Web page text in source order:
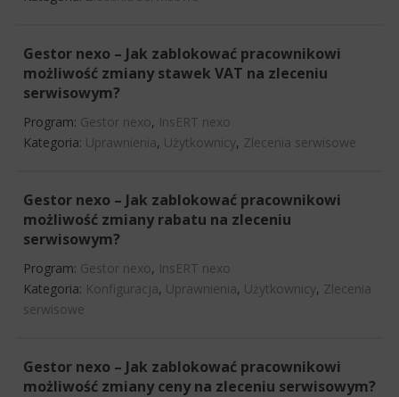
Gestor nexo – Jak zablokować pracownikowi
możliwość zmiany stawek VAT na zleceniu
serwisowym?
Program: Gestor nexo, InsERT nexo
Kategoria: Uprawnienia, Użytkownicy, Zlecenia serwisowe
Gestor nexo – Jak zablokować pracownikowi
możliwość zmiany rabatu na zleceniu
serwisowym?
Program: Gestor nexo, InsERT nexo
Kategoria: Konfiguracja, Uprawnienia, Użytkownicy, Zlecenia
serwisowe
Gestor nexo – Jak zablokować pracownikowi
możliwość zmiany ceny na zleceniu serwisowym?